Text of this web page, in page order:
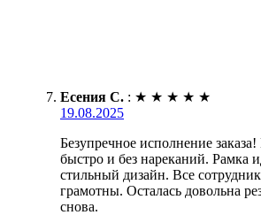
Есения С. : ★ ★ ★ ★ ★
19.08.2025
Безупречное исполнение
быстро и без нареканий. Рамка
стильный дизайн. Все
грамотны. Осталась довольна
снова.